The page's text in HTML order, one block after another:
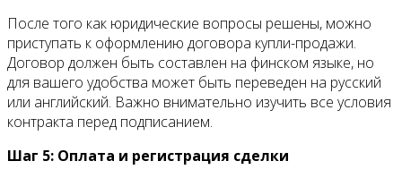
После того как юридические вопросы решены, можно
приступать к оформлению договора купли-продажи.
Договор должен быть составлен на финском языке, но
для вашего удобства может быть переведен на русский
или английский. Важно внимательно изучить все условия
контракта перед подписанием.
Шаг 5: Оплата и регистрация сделки